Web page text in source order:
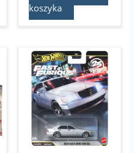
koszyka